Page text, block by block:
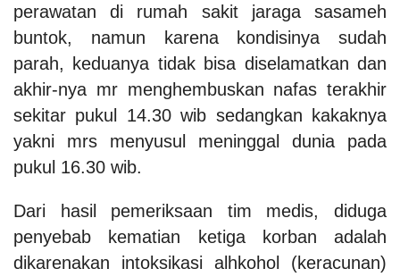
perawatan di rumah sakit jaraga sasameh
buntok, namun karena kondisinya sudah
parah, keduanya tidak bisa diselamatkan dan
akhir-nya mr menghembuskan nafas terakhir
sekitar pukul 14.30 wib sedangkan kakaknya
yakni mrs menyusul meninggal dunia pada
pukul 16.30 wib.
Dari hasil pemeriksaan tim medis, diduga
penyebab kematian ketiga korban adalah
dikarenakan intoksikasi alhkohol (keracunan)